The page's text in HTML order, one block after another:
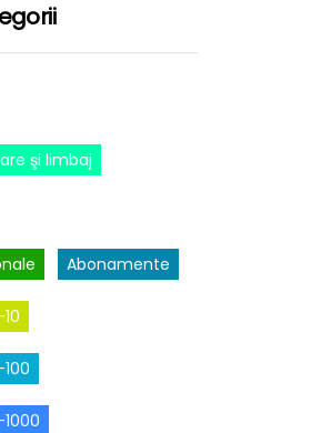
şi limbaj
Abonamente